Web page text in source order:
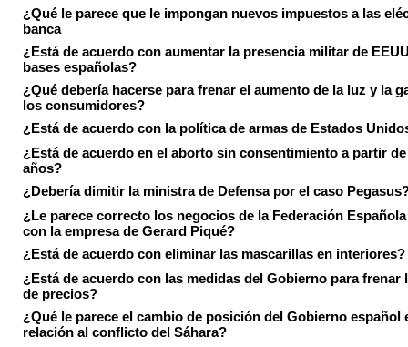
¿Qué le parece que le impongan nuevos impuestos a las
banca
¿Está de acuerdo con aumentar la presencia militar de
bases españolas?
¿Qué debería hacerse para frenar el aumento de la luz y la
los consumidores?
¿Está de acuerdo con la política de armas de Estados
¿Está de acuerdo en el aborto sin consentimiento a partir
años?
¿Debería dimitir la ministra de Defensa por el caso
¿Le parece correcto los negocios de la Federación
con la empresa de Gerard Piqué?
¿Está de acuerdo con eliminar las mascarillas en interiores?
¿Está de acuerdo con las medidas del Gobierno para frenar
de precios?
¿Qué le parece el cambio de posición del Gobierno español
relación al conflicto del Sáhara?